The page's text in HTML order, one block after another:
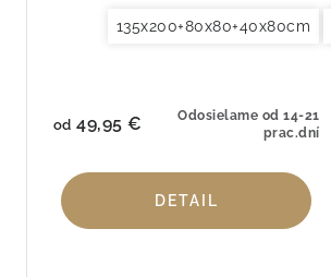
155x220cm 200x200cm
135x200+80x80+40x80cm
Odosielame od 14-21
prac.dní
od 49,95 €
DETAIL